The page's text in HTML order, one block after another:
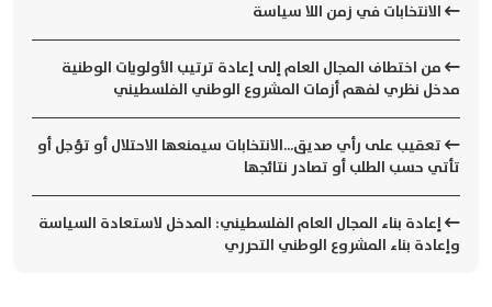
الانتخابات في زمن اللا سياسة
من اختطاف المجال العام إلى إعادة ترتيب الأولويات الوطنية
مدخل نظري لفهم أزمات المشروع الوطني الفلسطيني
تعقيب على رأي صديق...الانتخابات سيمنعها الاحتلال أو تؤجل أو
تأتي حسب الطلب أو تصادر نتائجها
إعادة بناء المجال العام الفلسطيني: المدخل لاستعادة السياسة
وإعادة بناء المشروع الوطني التحرري